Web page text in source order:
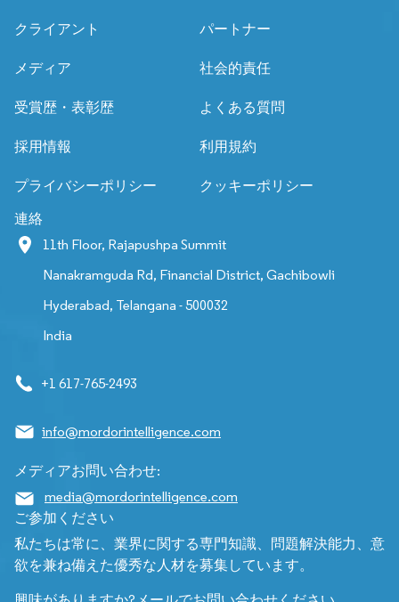
クライアント パートナー
メディア 社会的責任
受賞歴・表彰歴 よくある質問
採用情報 利用規約
プライバシーポリシー クッキーポリシー
連絡
11th Floor, Rajapushpa Summit
Nanakramguda Rd, Financial District, Gachibowli
Hyderabad, Telangana - 500032
India
+1 617-765-2493
info@mordorintelligence.com
メディアお問い合わせ:
media@mordorintelligence.com
ご参加ください
私たちは常に、業界に関する専門知識、問題解決能力、意
欲を兼ね備えた優秀な人材を募集しています。